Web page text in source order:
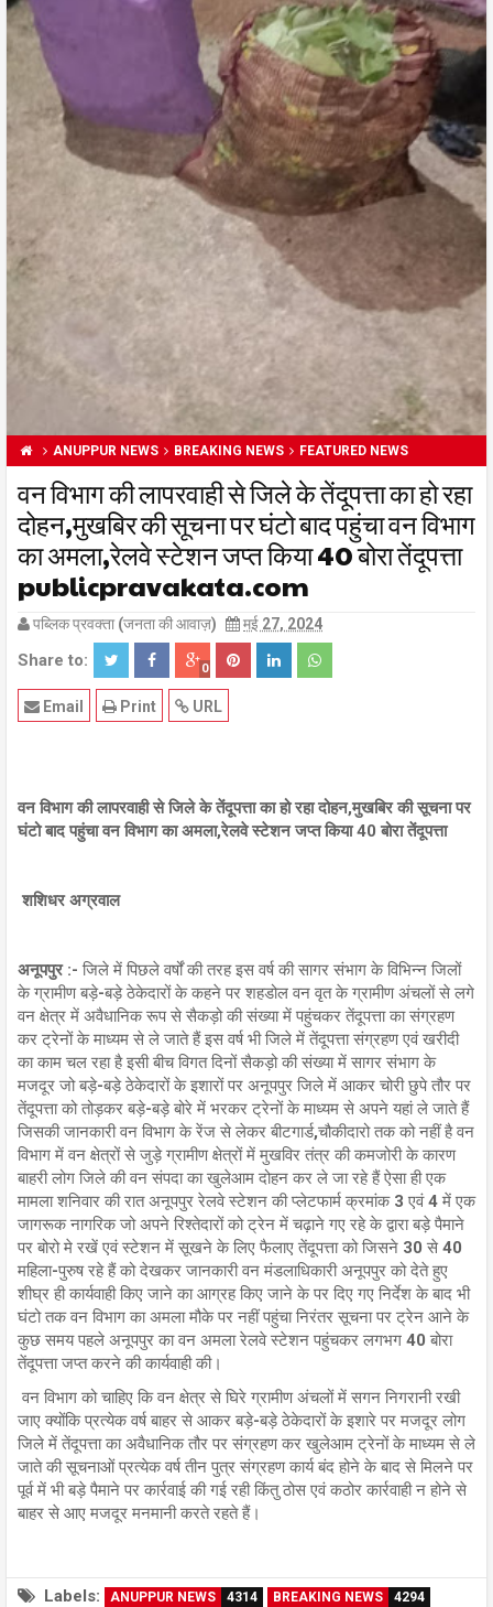
ANUPPUR NEWS BREAKING NEWS FEATURED NEWS
वन विभाग की लापरवाही से जिले के तेंदूपत्ता का हो रहा
दोहन,मुखबिर की सूचना पर घंटो बाद पहुंचा वन विभाग
का अमला,रेलवे स्टेशन जप्त किया 40 बोरा तेंदूपत्ता
publicpravakata.com
पब्लिक प्रवक्ता (जनता की आवाज़) मई 27, 2024
Share to: 0
URL
Print
Email
वन विभाग की लापरवाही से जिले के तेंदूपत्ता का हो रहा दोहन,मुखबिर की सूचना पर
घंटो बाद पहुंचा वन विभाग का अमला,रेलवे स्टेशन जप्त किया 40 बोरा तेंदूपत्ता
शशिधर अग्रवाल
अनूपपुर :- जिले में पिछले वर्षों की तरह इस वर्ष की सागर संभाग के विभिन्न जिलों
के ग्रामीण बड़े-बड़े ठेकेदारों के कहने पर शहडोल वन वृत के ग्रामीण अंचलों से लगे
वन क्षेत्र में अवैधानिक रूप से सैकड़ो की संख्या में पहुंचकर तेंदूपत्ता का संग्रहण
कर ट्रेनों के माध्यम से ले जाते हैं इस वर्ष भी जिले में तेंदूपत्ता संग्रहण एवं खरीदी
का काम चल रहा है इसी बीच विगत दिनों सैकड़ो की संख्या में सागर संभाग के
मजदूर जो बड़े-बड़े ठेकेदारों के इशारों पर अनूपपुर जिले में आकर चोरी छुपे तौर पर
तेंदूपत्ता को तोड़कर बड़े-बड़े बोरे में भरकर ट्रेनों के माध्यम से अपने यहां ले जाते हैं
जिसकी जानकारी वन विभाग के रेंज से लेकर बीटगार्ड,चौकीदारो तक को नहीं है वन
विभाग में वन क्षेत्रों से जुड़े ग्रामीण क्षेत्रों में मुखविर तंत्र की कमजोरी के कारण
बाहरी लोग जिले की वन संपदा का खुलेआम दोहन कर ले जा रहे हैं ऐसा ही एक
मामला शनिवार की रात अनूपपुर रेलवे स्टेशन की प्लेटफार्म क्रमांक 3 एवं 4 में एक
जागरूक नागरिक जो अपने रिश्तेदारों को ट्रेन में चढ़ाने गए रहे के द्वारा बड़े पैमाने
पर बोरो मे रखें एवं स्टेशन में सूखने के लिए फैलाए तेंदूपत्ता को जिसने 30 से 40
महिला-पुरुष रहे हैं को देखकर जानकारी वन मंडलाधिकारी अनूपपुर को देते हुए
शीघ्र ही कार्यवाही किए जाने का आग्रह किए जाने के पर दिए गए निर्देश के बाद भी
घंटो तक वन विभाग का अमला मौके पर नहीं पहुंचा निरंतर सूचना पर ट्रेन आने के
कुछ समय पहले अनूपपुर का वन अमला रेलवे स्टेशन पहुंचकर लगभग 40 बोरा
तेंदूपत्ता जप्त करने की कार्यवाही की।
वन विभाग को चाहिए कि वन क्षेत्र से घिरे ग्रामीण अंचलों में सगन निगरानी रखी
जाए क्योंकि प्रत्येक वर्ष बाहर से आकर बड़े-बड़े ठेकेदारों के इशारे पर मजदूर लोग
जिले में तेंदूपत्ता का अवैधानिक तौर पर संग्रहण कर खुलेआम ट्रेनों के माध्यम से ले
जाते की सूचनाओं प्रत्येक वर्ष तीन पुत्र संग्रहण कार्य बंद होने के बाद से मिलने पर
पूर्व में भी बड़े पैमाने पर कार्रवाई की गई रही किंतु ठोस एवं कठोर कार्रवाही न होने से
बाहर से आए मजदूर मनमानी करते रहते हैं।
Labels: ANUPPUR NEWS 4314 BREAKING NEWS 4294